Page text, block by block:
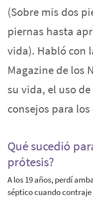
(Sobre mis dos
piernas hasta
vida). Habló con
Magazine de los
su vida, el uso
consejos para
Qué sucedió
prótesis?
A los 19 años, perdí
séptico cuando